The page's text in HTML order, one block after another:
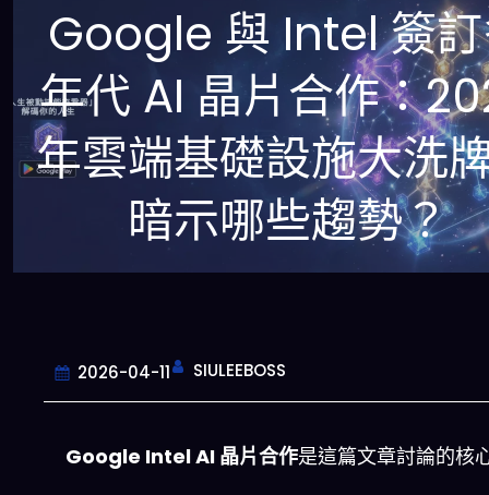
Google 與 Intel 簽
年代 AI 晶片合作：
年雲端基礎設施大洗
暗示哪些趨勢？
2026-04-11 SIULEEBOSS
Google Intel AI 晶片合作是這篇文章討論的核